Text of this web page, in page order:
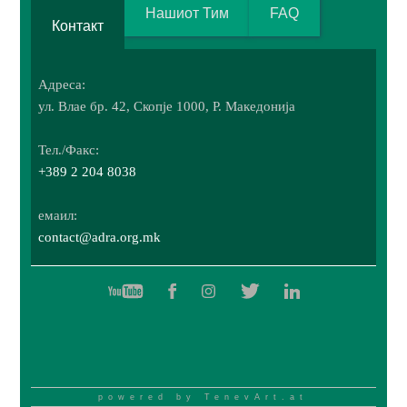
UNICEF, ADRA Германија, ADRA
Norway, ROMANIAHJELPEN, SOS
Village, ADRA Holland, Mercy Corps,
затвори
Контакт
Нашиот Тим FAQ
Адреса:
ул. Влае бр. 42, Скопје 1000, Р. Македонија
Тел./Факс:
+389 2 204 8038
емаил:
contact@adra.org.mk
powered byTenevArt.at